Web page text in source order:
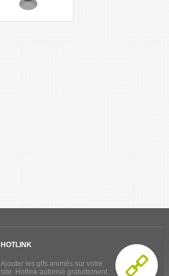
HOTLINK
Ajouter les gifs animés sur votre
site. Hotlink autorisé gratuitement